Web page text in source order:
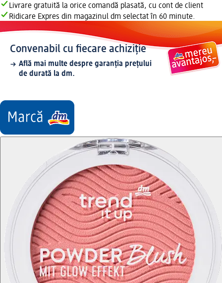
Livrare gratuită la orice comandă plasată, cu cont de client
Ridicare Expres din magazinul dm selectat în 60 minute.
Convenabil cu fiecare achiziție
Află mai multe despre garanția prețului
de durată la dm.